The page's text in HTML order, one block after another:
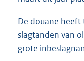
De douane heeft
slagtanden van
grote